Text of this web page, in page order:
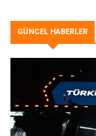
GÜNCEL HABERLER